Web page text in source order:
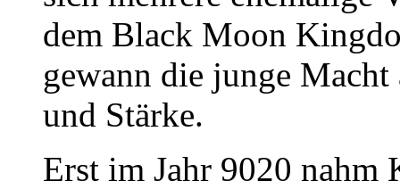
dem Black Moon
gewann die junge
und Stärke.
Erst im Jahr 9020